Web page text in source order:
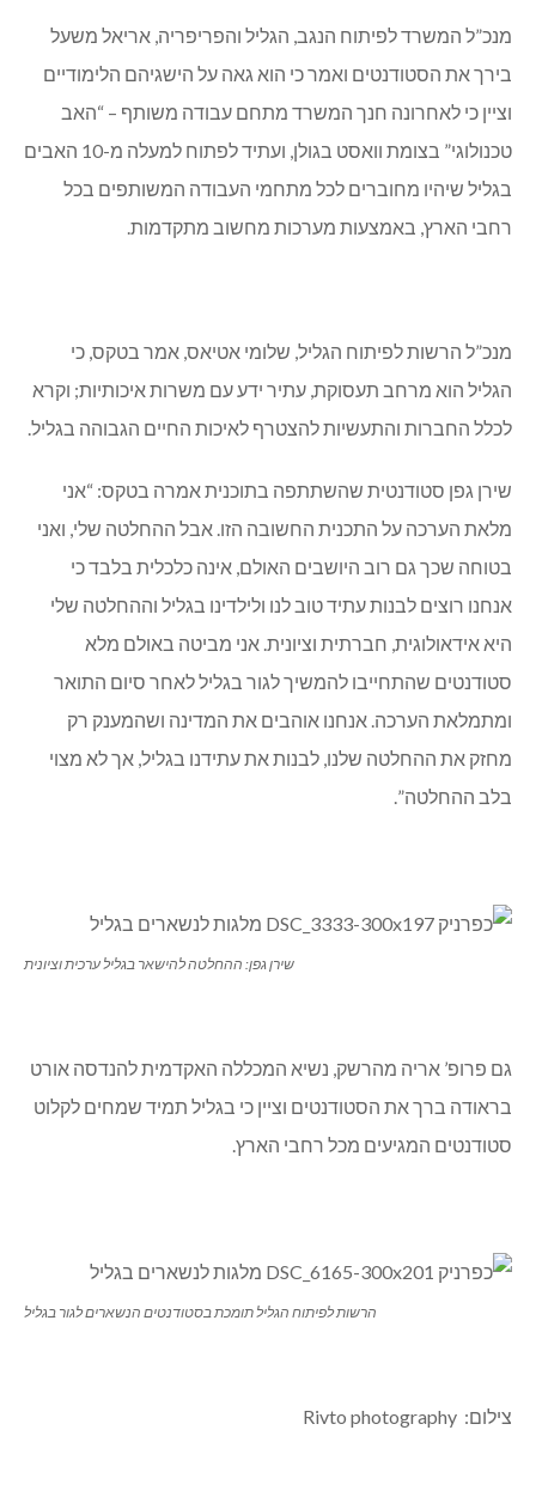
מנכ”ל המשרד לפיתוח הנגב, הגליל והפריפריה, אריאל משעל
בירך את הסטודנטים ואמר כי הוא גאה על הישגיהם הלימודיים
וציין כי לאחרונה חנך המשרד מתחם עבודה משותף – “האב
טכנולוגי” בצומת וואסט בגולן, ועתיד לפתוח למעלה מ-10 האבים
בגליל שיהיו מחוברים לכל מתחמי העבודה המשותפים בכל
רחבי הארץ, באמצעות מערכות מחשוב מתקדמות.
מנכ”ל הרשות לפיתוח הגליל, שלומי אטיאס, אמר בטקס, כי
הגליל הוא מרחב תעסוקת, עתיר ידע עם משרות איכותיות; וקרא
לכלל החברות והתעשיות להצטרף לאיכות החיים הגבוהה בגליל.
שירן גפן סטודנטית שהשתתפה בתוכנית אמרה בטקס: “אני
מלאת הערכה על התכנית החשובה הזו. אבל ההחלטה שלי, ואני
בטוחה שכך גם רוב היושבים האולם, אינה כלכלית בלבד כי
אנחנו רוצים לבנות עתיד טוב לנו ולילדינו בגליל וההחלטה שלי
היא אידאולוגית, חברתית וציונית. אני מביטה באולם מלא
סטודנטים שהתחייבו להמשיך לגור בגליל לאחר סיום התואר
ומתמלאת הערכה. אנחנו אוהבים את המדינה ושהמענק רק
מחזק את ההחלטה שלנו, לבנות את עתידנו בגליל, אך לא מצוי
בלב ההחלטה”.
שירן גפן: ההחלטה להישאר בגליל ערכית וציונית
גם פרופ’ אריה מהרשק, נשיא המכללה האקדמית להנדסה אורט
בראודה ברך את הסטודנטים וציין כי בגליל תמיד שמחים לקלוט
סטודנטים המגיעים מכל רחבי הארץ.
הרשות לפיתוח הגליל תומכת בסטודנטים הנשארים לגור בגליל
צילום: Rivto photography